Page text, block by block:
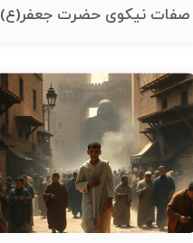
صفات نیکوی حضرت جعفر(ع)